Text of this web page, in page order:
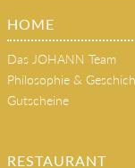
HOME
Das JOHANN Team
Philosophie &
Gutscheine
RESTAURANT